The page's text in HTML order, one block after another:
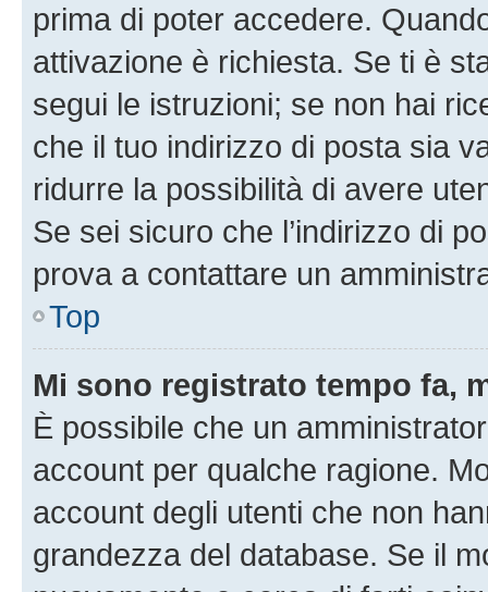
prima di poter accedere.
attivazione è richiesta. Se ti è
segui le istruzioni; se non hai
che il tuo indirizzo di posta sia
ridurre la possibilità di avere
Se sei sicuro che l’indirizzo di
prova a contattare un
Top
Mi sono registrato tempo fa,
È possibile che un
account per qualche ragione.
account degli utenti che non
grandezza del database. Se il